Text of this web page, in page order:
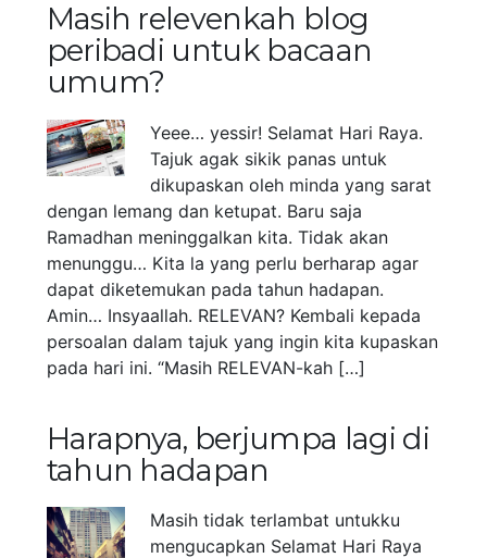
Masih relevenkah blog
peribadi untuk bacaan
umum?
Yeee… yessir! Selamat Hari Raya.
Tajuk agak sikik panas untuk
dikupaskan oleh minda yang sarat
dengan lemang dan ketupat. Baru saja
Ramadhan meninggalkan kita. Tidak akan
menunggu… Kita la yang perlu berharap agar
dapat diketemukan pada tahun hadapan.
Amin… Insyaallah. RELEVAN? Kembali kepada
persoalan dalam tajuk yang ingin kita kupaskan
pada hari ini. “Masih RELEVAN-kah […]
Harapnya, berjumpa lagi di
tahun hadapan
Masih tidak terlambat untukku
mengucapkan Selamat Hari Raya